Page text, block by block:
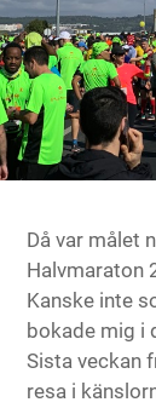
Då var målet
Halvmaraton
Kanske inte
bokade mig i
Sista veckan
resa i